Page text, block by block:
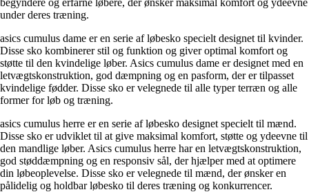
under deres træning.
asics cumulus dame er en serie af løbesko specielt designet til kvinder.
Disse sko kombinerer stil og funktion og giver optimal komfort og
støtte til den kvindelige løber. Asics cumulus dame er designet med en
letvægtskonstruktion, god dæmpning og en pasform, der er tilpasset
kvindelige fødder. Disse sko er velegnede til alle typer terræn og alle
former for løb og træning.
asics cumulus herre er en serie af løbesko designet specielt til mænd.
Disse sko er udviklet til at give maksimal komfort, støtte og ydeevne til
den mandlige løber. Asics cumulus herre har en letvægtskonstruktion,
god støddæmpning og en responsiv sål, der hjælper med at optimere
din løbeoplevelse. Disse sko er velegnede til mænd, der ønsker en
pålidelig og holdbar løbesko til deres træning og konkurrencer.